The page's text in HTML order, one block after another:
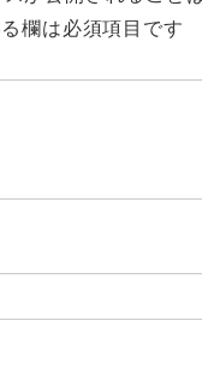
欄は必須項目です